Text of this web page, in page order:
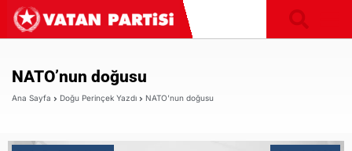
NATO’nun doğusu
Ana Sayfa Doğu Perinçek Yazdı NATO’nun doğusu